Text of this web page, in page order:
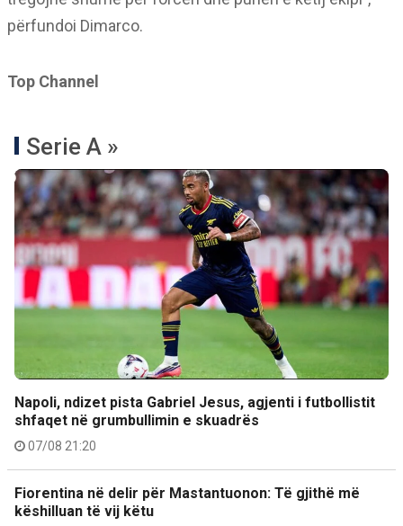
përfundoi Dimarco.
Top Channel
Serie A »
Napoli, ndizet pista Gabriel Jesus, agjenti i futbollistit
shfaqet në grumbullimin e skuadrës
07/08 21:20
Fiorentina në delir për Mastantuonon: Të gjithë më
këshilluan të vij këtu